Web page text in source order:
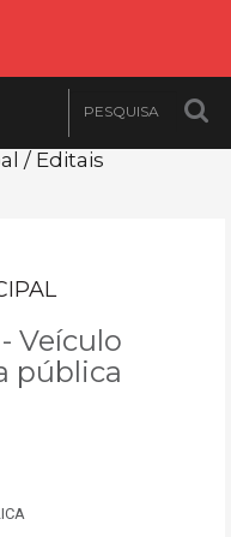
/ Editais
Veículo
pública